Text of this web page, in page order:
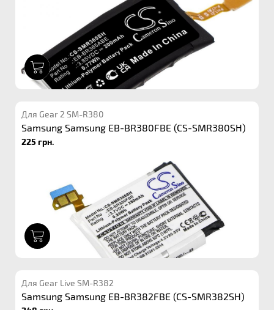
Для Gear 2 SM-R380
Samsung Samsung EB-BR380FBE (CS-SMR380SH)
225 грн.
Для Gear Live SM-R382
Samsung Samsung EB-BR382FBE (CS-SMR382SH)